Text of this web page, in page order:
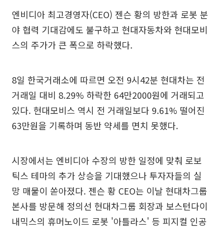
엔비디아 최고경영자(CEO) 젠슨 황의 방한과 로봇 분
야 협력 기대감에도 불구하고 현대자동차와 현대모비
스의 주가가 큰 폭으로 하락했다.
8일 한국거래소에 따르면 오전 9시42분 현대차는 전
거래일 대비 8.29% 하락한 64만2000원에 거래되고
있다. 현대모비스 역시 전 거래일보다 9.61% 떨어진
63만원을 기록하며 동반 약세를 면치 못했다.
시장에서는 엔비디아 수장의 방한 일정에 맞춰 로보
틱스 테마의 추가 상승을 기대했으나 투자자들의 실
망 매물이 쏟아졌다. 젠슨 황 CEO는 이날 현대차그룹
본사를 방문해 정의선 현대차그룹 회장과 보스턴다이
내믹스의 휴머노이드 로봇 '아틀라스' 등 피지컬 인공